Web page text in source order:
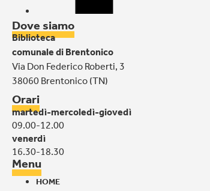
Dove siamo
Biblioteca
comunale di Brentonico
Via Don Federico Roberti, 3
38060 Brentonico (TN)
Orari
martedì-mercoledì-giovedì
09.00-12.00
venerdì
16.30-18.30
Menu
HOME